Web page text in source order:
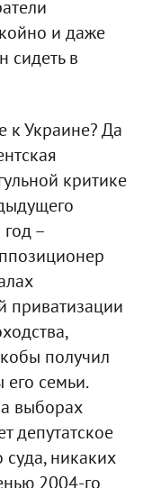
и даже
сидеть в
к Украине? Да
критике
–
приватизации
получил
семьи.
выборах
депутатское
никаких
2004-го